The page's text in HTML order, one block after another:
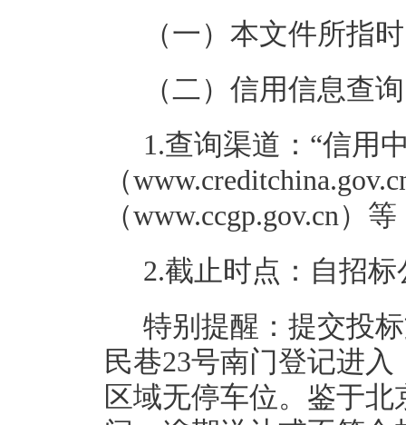
（一）本文件所指
（二）信用信息查
1.查询渠道：“信用
（
（www.ccgp.gov.cn）
2.截止时点：自招
特别提醒：提交投
民巷23号南门登记进
区域无停车位。鉴于